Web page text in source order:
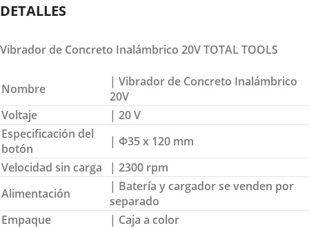
DETALLES
Vibrador de Concreto Inalámbrico 20V TOTAL TOOLS
Nombre
| Vibrador de Concreto Inalámbrico
20V
Voltaje
| 20 V
Especificación del
botón
| Φ35 x 120 mm
Velocidad sin carga
| 2300 rpm
Alimentación
| Batería y cargador se venden por
separado
Empaque
| Caja a color